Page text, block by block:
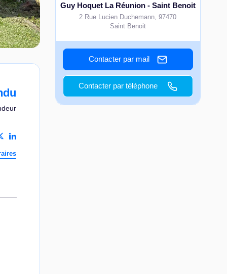
Guy Hoquet La Réunion - Saint Benoit
2 Rue Lucien Duchemann,97470
Saint Benoit
Contacter par mail
Contacter par téléphone